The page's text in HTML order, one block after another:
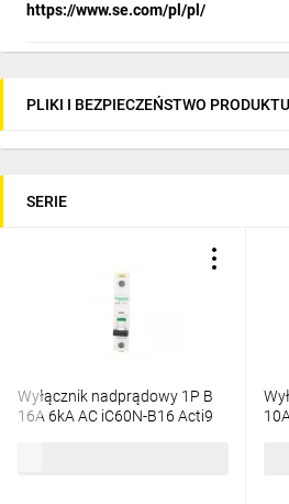
https://www.se.com/pl/pl/
PLIKI I BEZPIECZEŃSTWO PRODUKTU
SERIE
Wyłącznik nadprądowy 1P B
16A 6kA AC iC60N-B16 Acti9